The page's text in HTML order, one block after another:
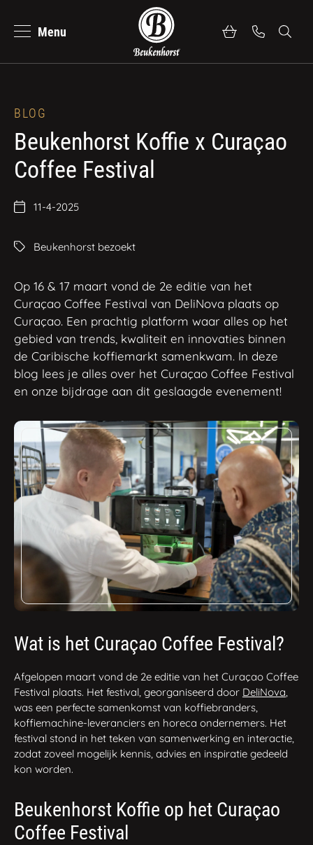
Menu
Beukenhorst Koffie
Bekijk alle professionele koffiemachines
MerkWMF
Merk Melitta
Merk Faema
Bekijk al onze koffiemachines
Nederlands
BLOG
Beukenhorst Koffie x Curaçao
Coffee Festival
11-4-2025
Beukenhorst bezoekt
Op 16 & 17 maart vond de 2e editie van het
Curaçao Coffee Festival van DeliNova plaats op
Curaçao. Een prachtig platform waar alles op het
gebied van trends, kwaliteit en innovaties binnen
de Caribische koffiemarkt samenkwam. In deze
blog lees je alles over het Curaçao Coffee Festival
en onze bijdrage aan dit geslaagde evenement!
Wat is het Curaçao Coffee Festival?
Afgelopen maart vond de 2e editie van het Curaçao Coffee
Festival plaats. Het festival, georganiseerd door DeliNova,
was een perfecte samenkomst van koffiebranders,
koffiemachine-leveranciers en horeca ondernemers. Het
festival stond in het teken van samenwerking en interactie,
zodat zoveel mogelijk kennis, advies en inspiratie gedeeld
kon worden.
Beukenhorst Koffie op het Curaçao
Coffee Festival